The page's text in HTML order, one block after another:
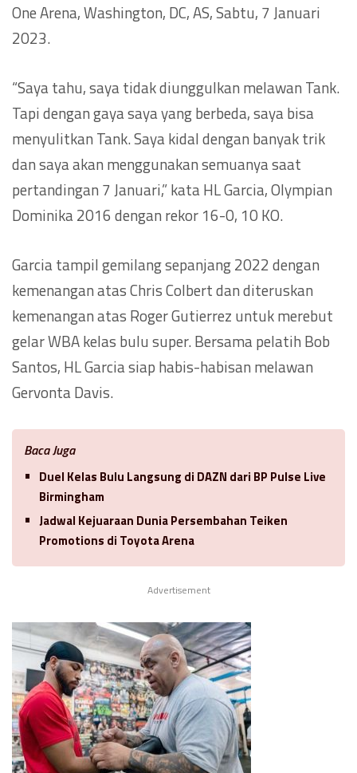
One Arena, Washington, DC, AS, Sabtu, 7 Januari
2023.
“Saya tahu, saya tidak diunggulkan melawan Tank.
Tapi dengan gaya saya yang berbeda, saya bisa
menyulitkan Tank. Saya kidal dengan banyak trik
dan saya akan menggunakan semuanya saat
pertandingan 7 Januari,” kata HL Garcia, Olympian
Dominika 2016 dengan rekor 16-0, 10 KO.
Garcia tampil gemilang sepanjang 2022 dengan
kemenangan atas Chris Colbert dan diteruskan
kemenangan atas Roger Gutierrez untuk merebut
gelar WBA kelas bulu super. Bersama pelatih Bob
Santos, HL Garcia siap habis-habisan melawan
Gervonta Davis.
Baca Juga
Duel Kelas Bulu Langsung di DAZN dari BP Pulse Live
Birmingham
Jadwal Kejuaraan Dunia Persembahan Teiken
Promotions di Toyota Arena
Advertisement